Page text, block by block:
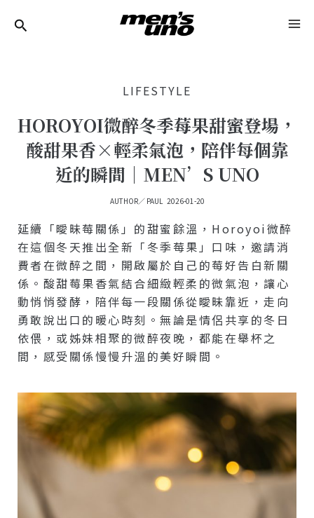
LIFESTYLE
HOROYOI微醉冬季莓果甜蜜登場，
酸甜果香×輕柔氣泡，陪伴每個靠
近的瞬間｜MEN’S UNO
AUTHOR／ PAUL 2026-01-20
延續「曖昧莓關係」的甜蜜餘溫，Horoyoi微醉
在這個冬天推出全新「冬季莓果」口味，邀請消
費者在微醉之間，開啟屬於自己的莓好告白新關
係。酸甜莓果香氣結合細緻輕柔的微氣泡，讓心
動悄悄發酵，陪伴每一段關係從曖昧靠近，走向
勇敢說出口的暖心時刻。無論是情侶共享的冬日
依偎，或姊妹相聚的微醉夜晚，都能在舉杯之
間，感受關係慢慢升溫的美好瞬間。
Navigation